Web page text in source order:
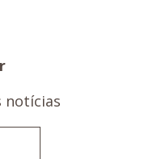
notícias